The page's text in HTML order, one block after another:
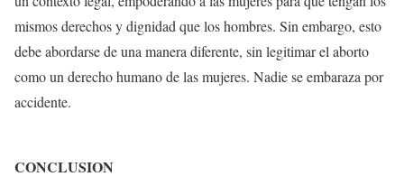
mismos derechos y dignidad que los hombres. Sin embargo, esto
debe abordarse de una manera diferente, sin legitimar el aborto
como un derecho humano de las mujeres. Nadie se embaraza por
accidente.
CONCLUSION